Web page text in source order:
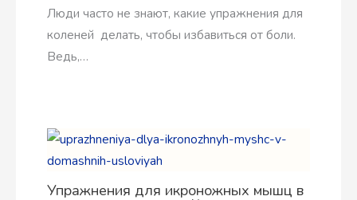
Люди часто не знают, какие упражнения для
коленей делать, чтобы избавиться от боли.
Ведь,…
Упражнения для икроножных мышц в